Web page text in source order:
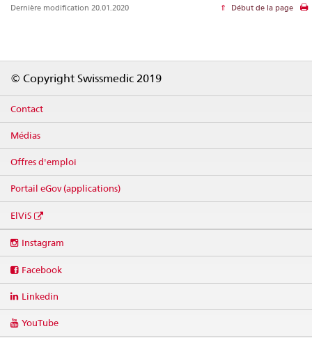
Dernière modification 20.01.2020 Début de la page
© Copyright Swissmedic 2019
Contact
Médias
Offres d'emploi
Portail eGov (applications)
ElViS
media
Instagram
Facebook
Linkedin
YouTube